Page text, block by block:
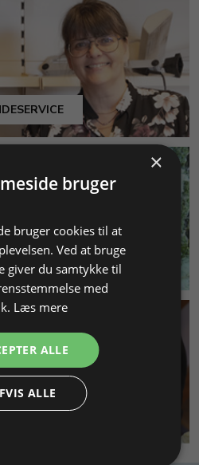
×
bruger
bruger cookies til at
Ved at bruge
giver du samtykke til
med
Læs mere
ALLE
ALLE